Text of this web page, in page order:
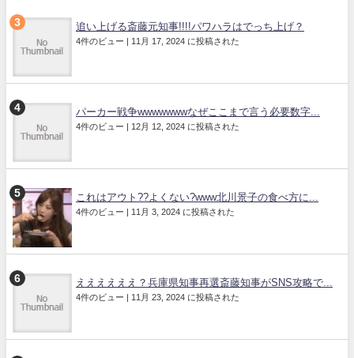
追い上げる斎藤元知事!!!!パワハラはでっち上げ？
4件のビュー | 11月 17, 2024 に投稿された
パーカー戦争wwwwwwwなぜここまで言う必要数字...
4件のビュー | 12月 12, 2024 に投稿された
これはアウト??よくない?www北川景子の食べ方に...
4件のビュー | 11月 3, 2024 に投稿された
ええええええ？兵庫県知事再選斎藤知事がSNS攻略で...
4件のビュー | 11月 23, 2024 に投稿された